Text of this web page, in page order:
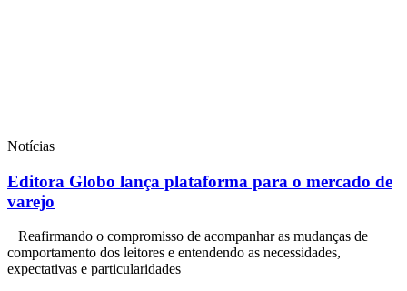
Notícias
Editora Globo lança plataforma para o mercado de
varejo
Reafirmando o compromisso de acompanhar as mudanças de
comportamento dos leitores e entendendo as necessidades,
expectativas e particularidades